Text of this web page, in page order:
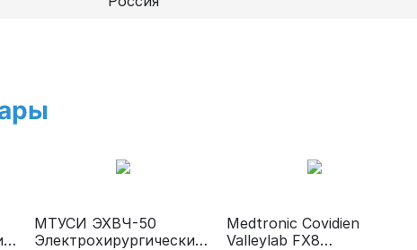
МТУСИ ЭХВЧ-50
Электрохирургический
Medtronic Covidien
Valleylab FX8